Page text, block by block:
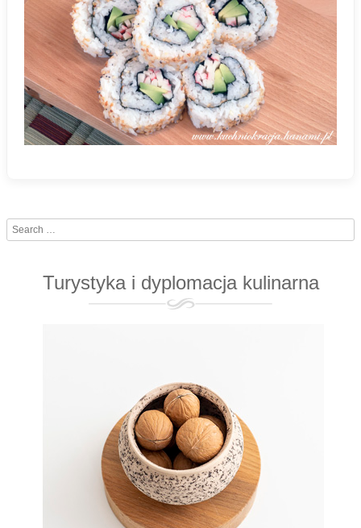
Search
Turystyka i dyplomacja kulinarna